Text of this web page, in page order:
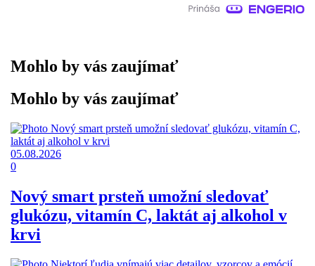
Mohlo by vás zaujímať
Mohlo by vás zaujímať
05.08.2026
0
Nový smart prsteň umožní sledovať
glukózu, vitamín C, laktát aj alkohol v
krvi